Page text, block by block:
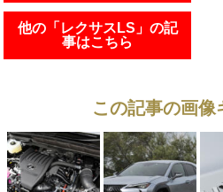
他の「レクサスLS」の記
事はこちら
この記事の画像